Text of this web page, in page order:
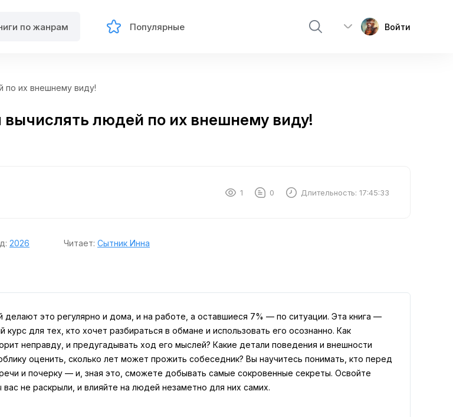
по жанрам Популярные Войти
по их внешнему виду!
вычислять людей по их внешнему виду!
1 0 Длительность: 17:45:33
2026 Читает: Сытник Инна
делают это регулярно и дома, и на работе, а оставшиеся 7% — по ситуации. Эта книга —
курс для тех, кто хочет разбираться в обмане и использовать его осознанно. Как
неправду, и предугадывать ход его мыслей? Какие детали поведения и внешности
оценить, сколько лет может прожить собеседник? Вы научитесь понимать, кто перед
и почерку — и, зная это, сможете добывать самые сокровенные секреты. Освойте
вас не раскрыли, и влияйте на людей незаметно для них самих.